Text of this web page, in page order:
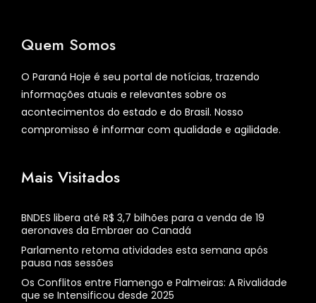
Quem Somos
O Paraná Hoje é seu portal de notícias, trazendo
informações atuais e relevantes sobre os
acontecimentos do estado e do Brasil. Nosso
compromisso é informar com qualidade e agilidade.
Mais Visitados
BNDES libera até R$ 3,7 bilhões para a venda de 19
aeronaves da Embraer ao Canadá
Parlamento retoma atividades esta semana após
pausa nas sessões
Os Conflitos entre Flamengo e Palmeiras: A Rivalidade
que se Intensificou desde 2025